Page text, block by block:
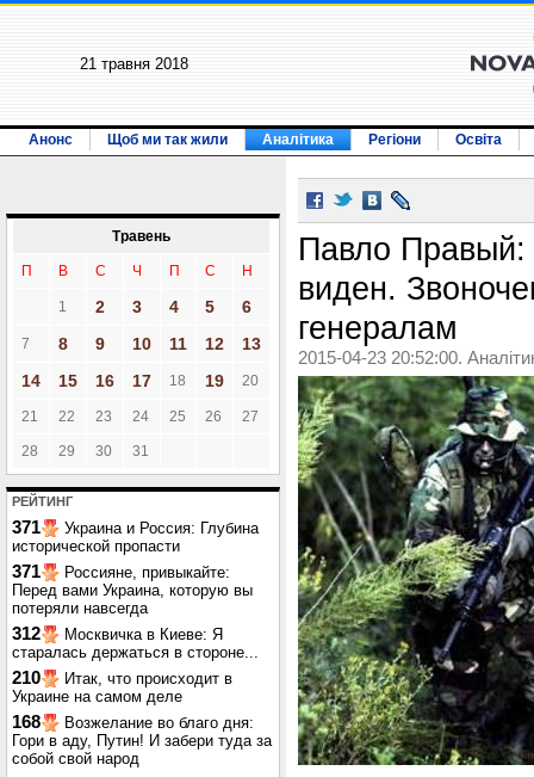
21 травня 2018
Анонс Щоб ми так жили Аналітика Регіони Освіта
Травень
П В С Ч П С Н
1 2 3 4 5 6
7 8 9 10 11 12
13
14
15 16 17 18 19 20
21 22 23 24 25 26 27
28 29 30 31
РЕЙТИНГ
371
Украина и Россия: Глубина
исторической пропасти
371
Россияне, привыкайте:
Перед вами Украина, которую вы
потеряли навсегда
312
Москвичка в Киеве: Я
старалась держаться в стороне...
210
Итак, что происходит в
Украине на самом деле
168
Возжелание во благо дня:
Гори в аду, Путин! И забери туда за
собой свой народ
Павло Правый:
виден.
генералам
2015-04-23 20:52:00.